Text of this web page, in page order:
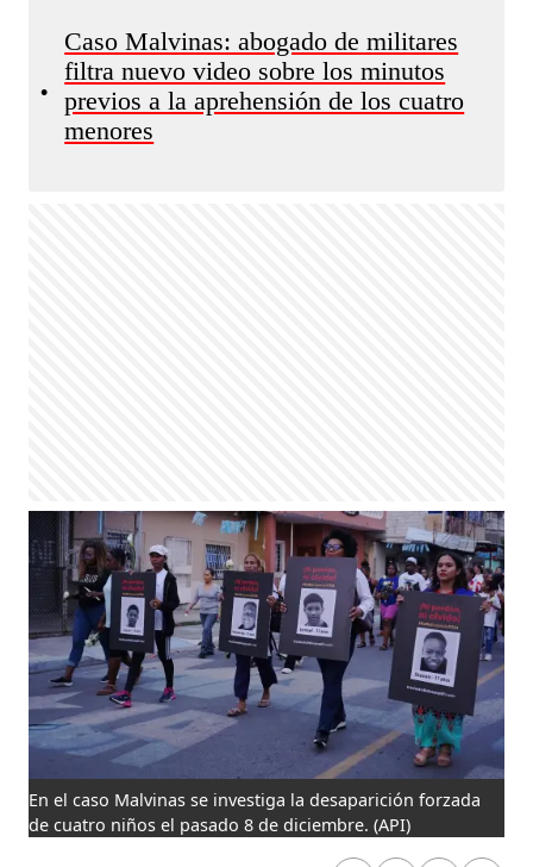
•
Caso Malvinas: abogado de militares
filtra nuevo video sobre los minutos
previos a la aprehensión de los cuatro
menores
En el caso Malvinas se investiga la desaparición forzada
de cuatro niños el pasado 8 de diciembre.(API)